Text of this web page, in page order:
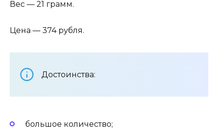
Вес — 21 грамм.
Цена — 374 рубля.
Достоинства:
большое количество;